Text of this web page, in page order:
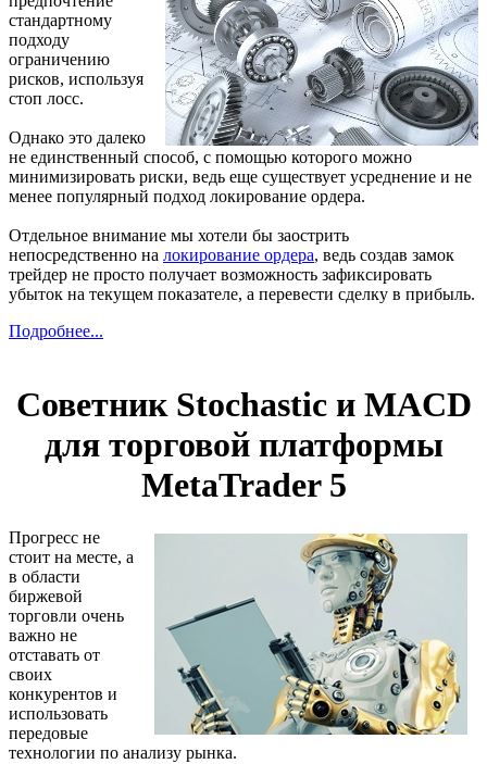
стандартному
подходу
ограничению
рисков, используя
стоп лосс.
Однако это далеко
не единственный способ, с помощью которого можно
минимизировать риски, ведь еще существует усреднение и не
менее популярный подход локирование ордера.
Отдельное внимание мы хотели бы заострить
непосредственно на локирование ордера, ведь создав замок
трейдер не просто получает возможность зафиксировать
убыток на текущем показателе, а перевести сделку в прибыль.
Подробнее...
Советник Stochastic и MACD
для торговой платформы
MetaTrader 5
Прогресс не
стоит на месте, а
в области
биржевой
торговли очень
важно не
отставать от
своих
конкурентов и
использовать
передовые
технологии по анализу рынка.